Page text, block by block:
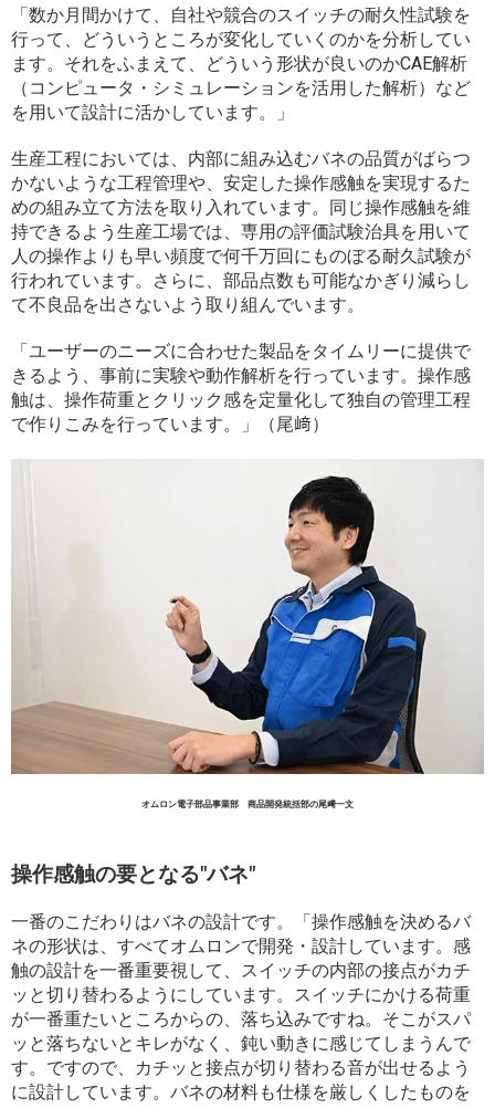
「数か月間かけて、自社や競合のスイッチの耐久性試験を
行って、どういうところが変化していくのかを分析してい
ます。それをふまえて、どういう形状が良いのかCAE解析
（コンピュータ・シミュレーションを活用した解析）など
を用いて設計に活かしています。」
生産工程においては、内部に組み込むバネの品質がばらつ
かないような工程管理や、安定した操作感触を実現するた
めの組み立て方法を取り入れています。同じ操作感触を維
持できるよう生産工場では、専用の評価試験治具を用いて
人の操作よりも早い頻度で何千万回にものぼる耐久試験が
行われています。さらに、部品点数も可能なかぎり減らし
て不良品を出さないよう取り組んでいます。
「ユーザーのニーズに合わせた製品をタイムリーに提供で
きるよう、事前に実験や動作解析を行っています。操作感
触は、操作荷重とクリック感を定量化して独自の管理工程
で作りこみを行っています。」（尾﨑）
オムロン電子部品事業部 商品開発統括部の尾﨑一文
操作感触の要となる"バネ"
一番のこだわりはバネの設計です。「操作感触を決めるバ
ネの形状は、すべてオムロンで開発・設計しています。感
触の設計を一番重要視して、スイッチの内部の接点がカチ
ッと切り替わるようにしています。スイッチにかける荷重
が一番重たいところからの、落ち込みですね。そこがスパ
ッと落ちないとキレがなく、鈍い動きに感じてしまうんで
す。ですので、カチッと接点が切り替わる音が出せるよう
に設計しています。バネの材料も仕様を厳しくしたものを